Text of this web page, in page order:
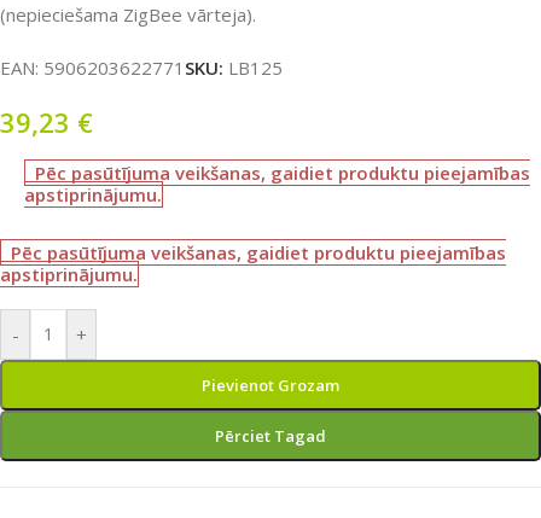
(nepieciešama ZigBee vārteja).
EAN: 5906203622771 SKU: LB125
39,23 €
Pēc pasūtījuma veikšanas, gaidiet produktu pieejamības
apstiprinājumu.
Pēc pasūtījuma veikšanas, gaidiet produktu pieejamības
apstiprinājumu.
- +
Pievienot Grozam
Pērciet Tagad